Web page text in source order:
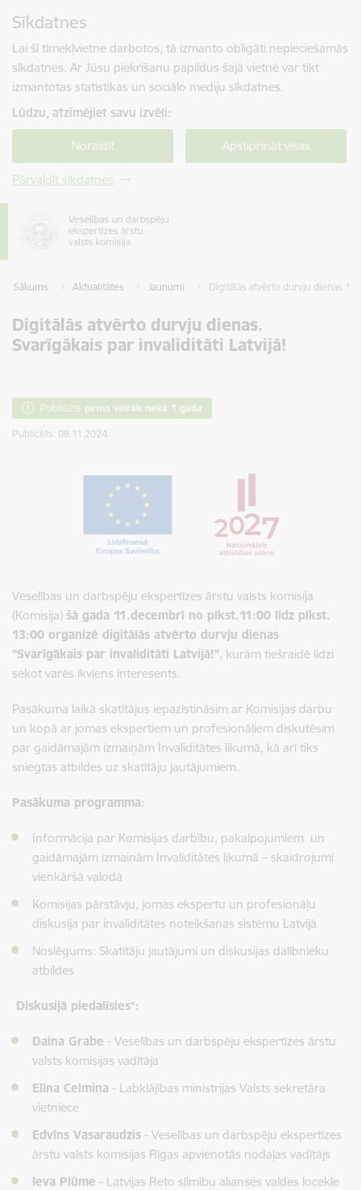
Sīkdatnes
Lai šī tīmekļvietne darbotos, tā izmanto obligāti nepieciešamās
sīkdatnes. Ar Jūsu piekrišanu papildus šajā vietnē var tikt
izmantotas statistikas un sociālo mediju sīkdatnes.
Lūdzu, atzīmējiet savu izvēli:
Noraidīt Apstiprināt visas
Pārvaldīt sīkdatnes
Sākums Aktualitātes Jaunumi Digitālās atvērto durvju dienas.
Digitālās atvērto durvju dienas.
Svarīgākais par invaliditāti Latvijā!
Publicēts pirms vairāk nekā 1 gada
Publicēts: 08.11.2024.
Veselības un darbspēju ekspertīzes ārstu valsts komisija
(Komisija) šā gada 11.decembrī no plkst.11:00 līdz plkst.
13:00 organizē digitālās atvērto durvju dienas
“Svarīgākais par invaliditāti Latvijā!”, kurām tiešraidē līdzi
sekot varēs ikviens interesents.
Pasākuma laikā skatītājus iepazīstināsim ar Komisijas darbu
un kopā ar jomas ekspertiem un profesionāļiem diskutēsim
par gaidāmajām izmaiņām Invaliditātes likumā, kā arī tiks
sniegtas atbildes uz skatītāju jautājumiem.
Pasākuma programma:
Informācija par Komisijas darbību, pakalpojumiem un
gaidāmajām izmaiņām Invaliditātes likumā – skaidrojumi
vienkāršā valodā
Komisijas pārstāvju, jomas ekspertu un profesionāļu
diskusija par invaliditātes noteikšanas sistēmu Latvijā
Noslēgums: Skatītāju jautājumi un diskusijas dalībnieku
atbildes
Diskusijā piedalīsies*:
Daina Grabe - Veselības un darbspēju ekspertīzes ārstu
valsts komisijas vadītāja
Elīna Celmiņa - Labklājības ministrijas Valsts sekretāra
vietniece
Edvīns Vasaraudzis - Veselības un darbspēju ekspertīzes
ārstu valsts komisijas Rīgas apvienotās nodaļas vadītājs
Ieva Plūme - Latvijas Reto slimību alianses valdes locekle